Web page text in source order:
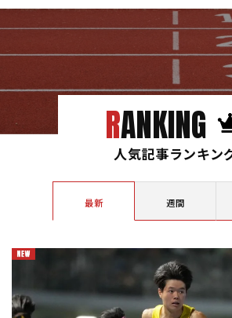
RANKING
人気記事ランキン
最新 週間